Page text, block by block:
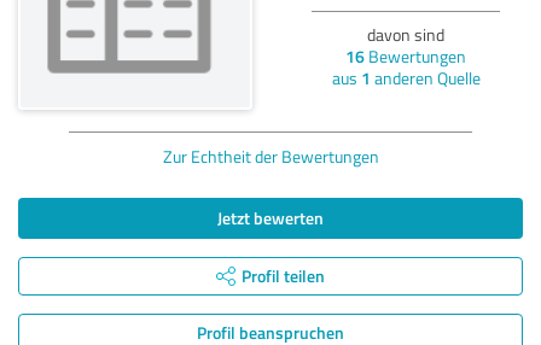
davon sind
16 Bewertungen
aus 1 anderen Quelle
Zur Echtheit der Bewertungen
Jetzt bewerten
Profil teilen
Profil beanspruchen